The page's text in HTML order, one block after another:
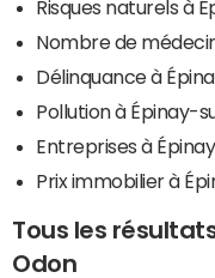
Risques naturels à
Nombre de
Délinquance à
Pollution à Épinay-
Entreprises à
Prix immobilier à
Tous les
Odon